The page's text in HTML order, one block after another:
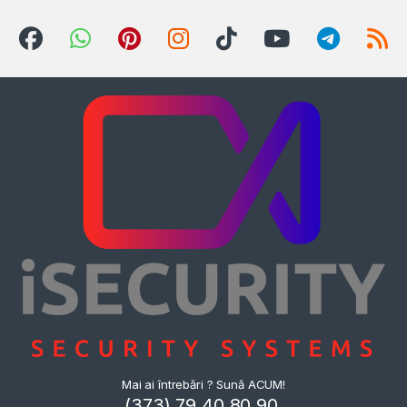
Mai ai întrebări ? Sună ACUM!